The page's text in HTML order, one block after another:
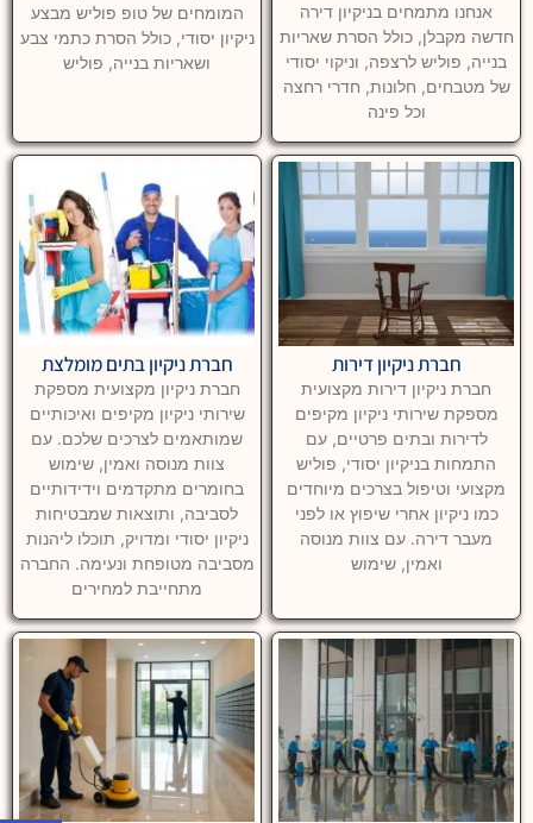
אנחנו מתמחים בניקיון דירה
חדשה מקבלן, כולל הסרת שאריות
בנייה, פוליש לרצפה, וניקוי יסודי
של מטבחים, חלונות, חדרי רחצה
וכל פינה
המומחים של טופ פוליש מבצע
ניקיון יסודי, כולל הסרת כתמי צבע
ושאריות בנייה, פוליש
חברת ניקיון דירות
חברת ניקיון דירות מקצועית
מספקת שירותי ניקיון מקיפים
לדירות ובתים פרטיים, עם
התמחות בניקיון יסודי, פוליש
מקצועי וטיפול בצרכים מיוחדים
כמו ניקיון אחרי שיפוץ או לפני
מעבר דירה. עם צוות מנוסה
ואמין, שימוש
חברת ניקיון בתים מומלצת
חברת ניקיון מקצועית מספקת
שירותי ניקיון מקיפים ואיכותיים
שמותאמים לצרכים שלכם. עם
צוות מנוסה ואמין, שימוש
בחומרים מתקדמים וידידותיים
לסביבה, ותוצאות שמבטיחות
ניקיון יסודי ומדויק, תוכלו ליהנות
מסביבה מטופחת ונעימה. החברה
מתחייבת למחירים